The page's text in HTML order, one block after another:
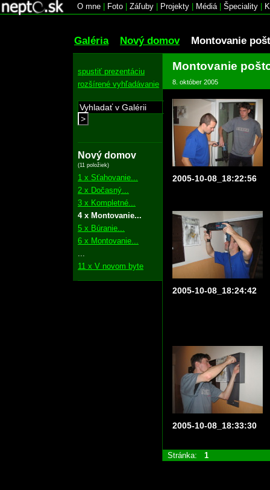
O mne Foto Záľuby Projekty Médiá| Špeciality
Galéria Nový domov Montovanie
spustiť prezentáciu
rozšírené vyhľadávanie
>
Nový domov
(11 položiek)
1 x Sťahovanie...
2 x Dočasný...
3 x Kompletné...
4 x Montovanie...
5 x Búranie...
6 x Montovanie...
11 x V novom byte
Montovanie
8. október 2005
2005-10-08_18:22:56
2005-10-08_18:24:42
2005-10-08_18:33:30
Stránka: 1